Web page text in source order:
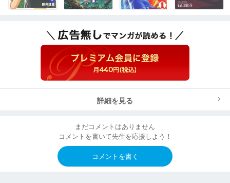
詳細を見る
まだコメントはありません
コメントを書いて先生を応援しよう！
コメントを書く